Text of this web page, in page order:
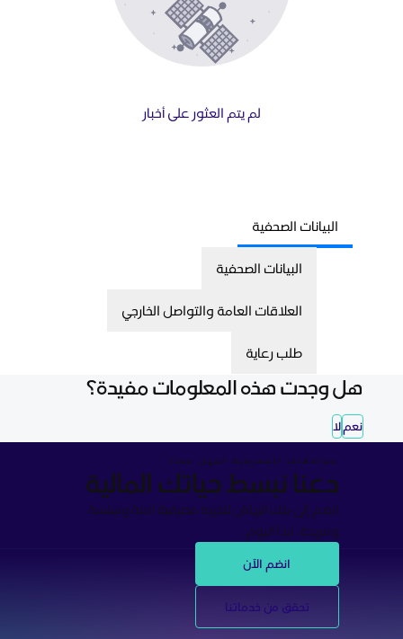
لم يتم العثور على أخبار
البيانات الصحفية
البيانات الصحفية
العلاقات العامة والتواصل الخارجي
طلب رعاية
هل وجدت هذه المعلومات مفيدة؟
نعملا
معاملاتك المصرفية أسهل معنا
دعنا نبسط حياتك المالية
انضم إلى بنك الرياض لتجربة مصرفية آمنة وسلسة
ومريحة. ابدأ اليوم.
انضم الآن
تحقق من خدماتنا